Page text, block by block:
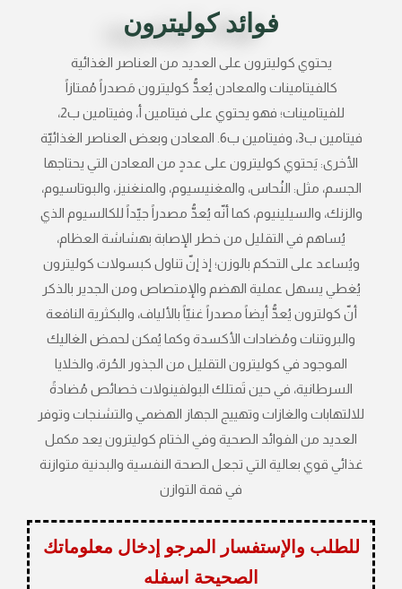
فوائد كوليترون
يحتوي كوليترون على العديد من العناصر الغذائية
كالفيتامينات والمعادن يُعدُّ كوليترون مَصدراً مُمتازاً
للفيتامينات؛ فهو يحتوي على فيتامين أ، وفيتامين ب2،
فيتامين ب3، وفيتامين ب6. المعادن وبعض العناصر الغذائيّة
الأخرى: يَحتوي كوليترون على عددٍ من المعادن التي يحتاجها
الجسم، مثل: النُحاس، والمغنيسيوم، والمنغنيز، والبوتاسيوم،
والزنك، والسيلينيوم، كما أنّه يُعدُّ مصدراً جيّداً للكالسيوم الذي
يُساهم في التقليل من خطر الإصابة بهشاشة العظام،
ويُساعد على التحكم بالوزن؛ إذ إنّ تناول كبسولات كوليترون
يُغطي يسهل عملية الهضم والإمتصاص ومن الجدير بالذكر
أنّ كولترون يُعدُّ أيضاً مصدراً غنيّاً بالألياف، والبكثرية النافعة
والبروتنات ومُضادات الأكسدة وكما يُمكن لحمض الغاليك
الموجود في كوليترون التقليل من الجذور الحُرة، والخلايا
السرطانية، في حين تَمتلك البولفينولات خصائص مُضادةً
للالتهابات والغازات وتهييج الجهاز الهضمي والتشنجات وتوفر
العديد من الفوائد الصحية وفي الختام كوليترون يعد مكمل
غذائي قوي بعالية التي تجعل الصحة النفسية والبدنية متوازنة
في قمة التوازن
للطلب والإستفسار المرجو إدخال معلوماتك
الصحيحة اسفله